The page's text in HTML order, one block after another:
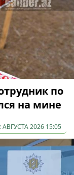
по
на мине
АВГУСТА 2026 15:05